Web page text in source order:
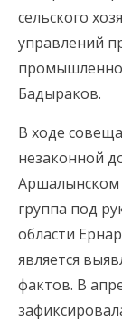
сельского
управлений
Бадыраков.
В ходе
незаконной
Аршалынском
группа под
области
является
фактов. В